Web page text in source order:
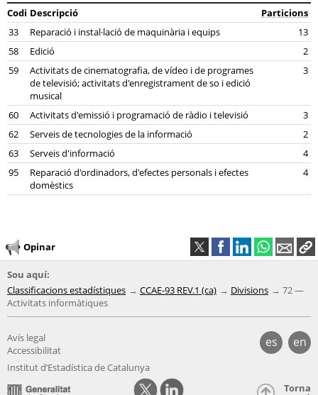
Codi Descripció
Particions
33
Reparació i instal·lació de maquinària i equips
13
58
Edició
2
59
Activitats de cinematografia, de vídeo i de programes
de televisió; activitats d'enregistrament de so i edició
musical
3
60 Activitats d'emissió i programació de ràdio i televisió
3
62
Serveis de tecnologies de la informació
2
63
Serveis d'informació
4
95
Reparació d'ordinadors, d'efectes personals i efectes
domèstics
4
Opinar
Sou aquí:
Classificacions estadístiques
CCAE-93 REV.1 (ca) Divisions
72 —
Activitats informàtiques
es en
Avís legal
Accessibilitat
Institut d’Estadística de Catalunya
Torna